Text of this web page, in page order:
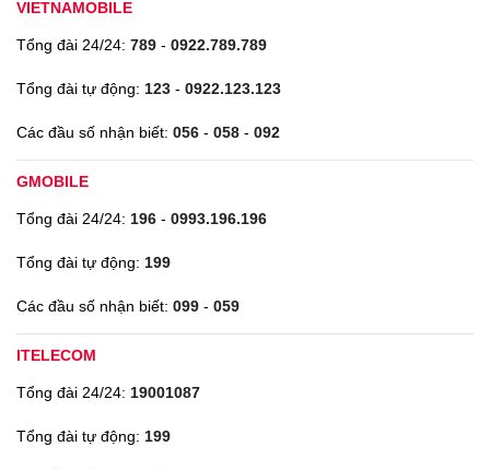
VIETNAMOBILE
Tổng đài 24/24: 789 - 0922.789.789
Tổng đài tự động: 123 - 0922.123.123
Các đầu số nhận biết: 056 - 058 - 092
GMOBILE
Tổng đài 24/24: 196 - 0993.196.196
Tổng đài tự động: 199
Các đầu số nhận biết: 099 - 059
ITELECOM
Tổng đài 24/24: 19001087
Tổng đài tự động: 199